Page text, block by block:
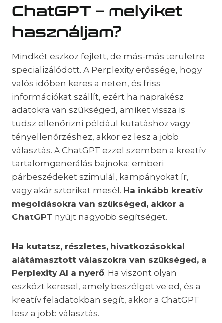
ChatGPT – melyiket
használjam?
Mindkét eszköz fejlett, de más-más területre
specializálódott. A Perplexity erőssége, hogy
valós időben keres a neten, és friss
információkat szállít, ezért ha naprakész
adatokra van szükséged, amiket vissza is
tudsz ellenőrizni például kutatáshoz vagy
tényellenőrzéshez, akkor ez lesz a jobb
választás. A ChatGPT ezzel szemben a kreatív
tartalomgenerálás bajnoka: emberi
párbeszédeket szimulál, kampányokat ír,
vagy akár sztorikat mesél. Ha inkább kreatív
megoldásokra van szükséged, akkor a
ChatGPT nyújt nagyobb segítséget.
Ha kutatsz, részletes, hivatkozásokkal
alátámasztott válaszokra van szükséged, a
Perplexity AI a nyerő. Ha viszont olyan
eszközt keresel, amely beszélget veled, és a
kreatív feladatokban segít, akkor a ChatGPT
lesz a jobb választás.